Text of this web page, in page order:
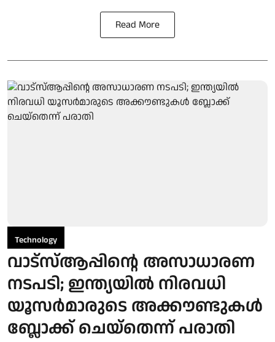
Read More
Technology
വാട്സ്ആപ്പിന്റെ അസാധാരണ
നടപടി; ഇന്ത്യയിൽ നിരവധി
യൂസർമാരുടെ അക്കൗണ്ടുകൾ
ബ്ലോക്ക് ചെയ്തെന്ന് പരാതി